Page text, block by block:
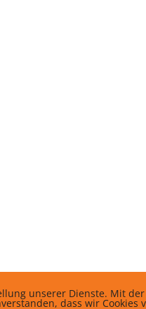
unserer Dienste. Mit
dass wir Cookies